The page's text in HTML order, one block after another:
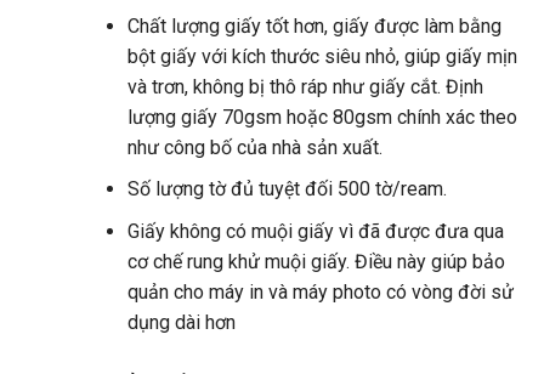
Chất lượng giấy tốt hơn, giấy được làm bằng
bột giấy với kích thước siêu nhỏ, giúp giấy mịn
và trơn, không bị thô ráp như giấy cắt. Định
lượng giấy 70gsm hoặc 80gsm chính xác theo
như công bố của nhà sản xuất.
Số lượng tờ đủ tuyệt đối 500 tờ/ream.
Giấy không có muội giấy vì đã được đưa qua
cơ chế rung khử muội giấy. Điều này giúp bảo
quản cho máy in và máy photo có vòng đời sử
dụng dài hơn